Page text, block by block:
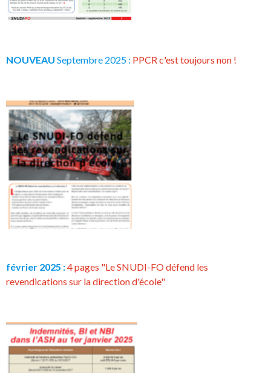
NOUVEAU Septembre 2025 : PPCR c'est toujours non !
février 2025 :4 pages "Le SNUDI-FO défend les
revendications sur la direction d'école"